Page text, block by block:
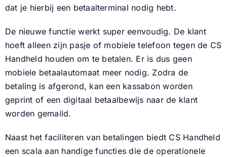
dat je hierbij een betaalterminal nodig hebt.
De nieuwefunctiewerkt super eenvoudig. De klant
hoeft alleen zijn pasje of mobiele telefoon tegen de CS
Handheld houden om te betalen. Er is dus geen
mobiele betaalautomaat meer nodig. Zodra de
betaling is afgerond, kan een kassabon worden
geprint of een digitaal betaalbewijs naar de klant
worden gemaild.
Naast het faciliteren van betalingen biedt CS Handheld
een scala aan handige functies die de operationele